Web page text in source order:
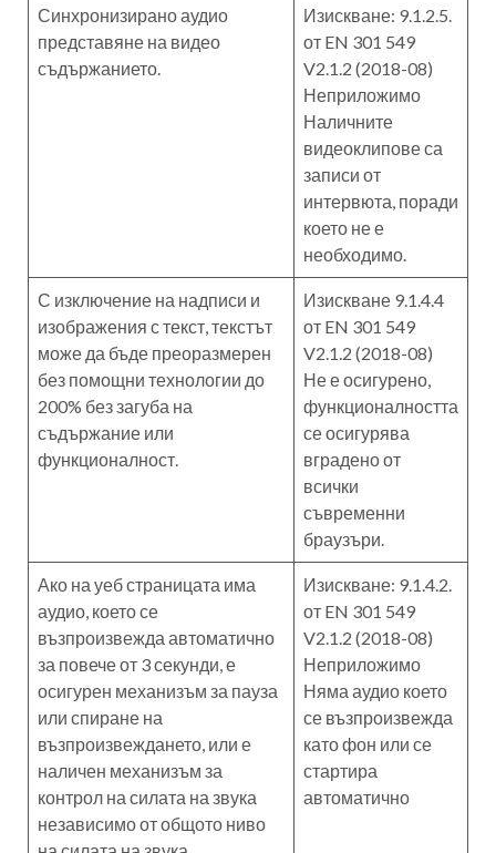
Синхронизирано аудио
представяне на видео
съдържанието.
Изискване: 9.1.2.5.
от EN 301 549
V2.1.2 (2018-08)
Неприложимо
Наличните
видеоклипове са
записи от
интервюта, поради
което не е
необходимо.
С изключение на надписи и
изображения с текст, текстът
може да бъде преоразмерен
без помощни технологии до
200% без загуба на
съдържание или
функционалност.
Изискване 9.1.4.4
от EN 301 549
V2.1.2 (2018-08)
Не е осигурено,
функционалността
се осигурява
вградено от
всички
съвременни
браузъри.
Ако на уеб страницата има
аудио, което се
възпроизвежда автоматично
за повече от 3 секунди, е
осигурен механизъм за пауза
или спиране на
възпроизвеждането, или е
наличен механизъм за
контрол на силата на звука
независимо от общото ниво
Изискване: 9.1.4.2.
от EN 301 549
V2.1.2 (2018-08)
Неприложимо
Няма аудио което
се възпроизвежда
като фон или се
стартира
автоматично